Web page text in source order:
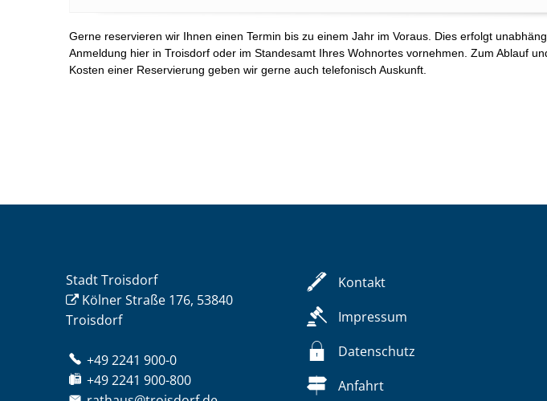
Stadt Troisdorf
Kölner Straße 176, 53840
Troisdorf
+49 2241 900-0
+49 2241 900-800
Kontakt
Impressum
Datenschutz
Anfahrt